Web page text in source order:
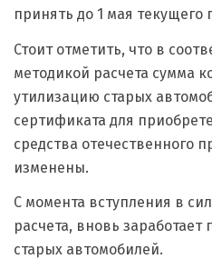
принять до 1 мая текущего
Стоит отметить, что в
методикой расчета сумма
утилизацию старых
сертификата для
средства отечественного
изменены.
С момента вступления в
расчета, вновь
старых автомобилей.